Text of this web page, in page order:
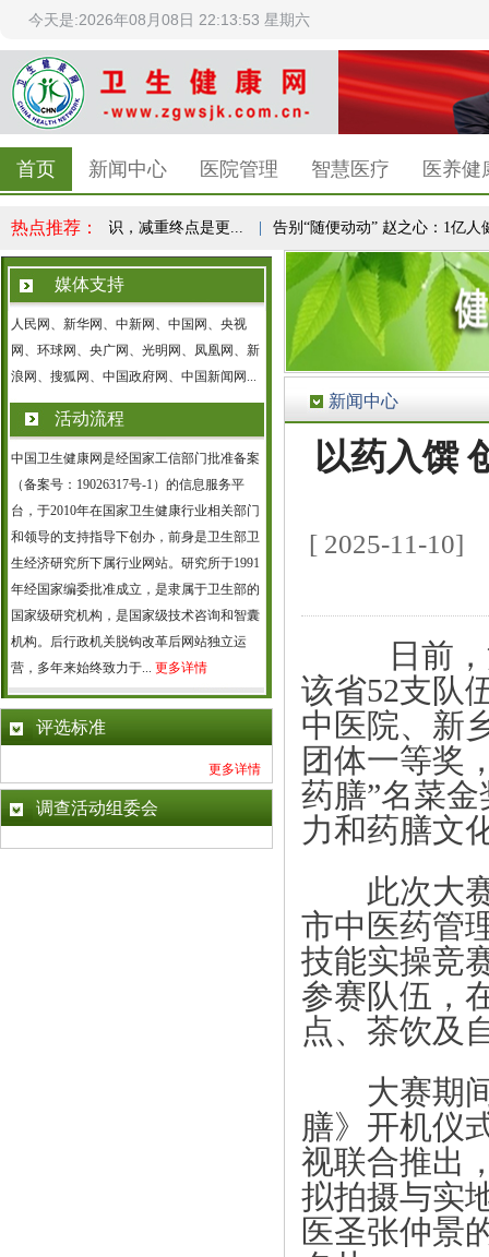
今天是:2026年08月08日 22:13:53 星期六
首页 新闻中心 医院管理 智慧医疗 医养健
热点推荐：
全民健康共识，减重终点是更... | 告别“随便动动” 赵之心：1亿人
媒体支持
人民网、新华网、中新网、中国网、央视
网、环球网、央广网、光明网、凤凰网、新
浪网、搜狐网、中国政府网、中国新闻网...
活动流程
中国卫生健康网是经国家工信部门批准备案
（备案号：19026317号-1）的信息服务平
台，于2010年在国家卫生健康行业相关部门
和领导的支持指导下创办，前身是卫生部卫
生经济研究所下属行业网站。研究所于1991
年经国家编委批准成立，是隶属于卫生部的
国家级研究机构，是国家级技术咨询和智囊
机构。后行政机关脱钩改革后网站独立运
营，多年来始终致力于... 更多详情
评选标准
更多详情
调查活动组委会
新闻中心
以药入馔
[ 2025-11-
日前
该省52支队
中医院、新
团体一等奖
药膳”名菜
力和药膳文
此次大赛
市中医药管
技能实操竞
参赛队伍，
点、茶饮及
大赛期间
膳》开机仪
视联合推出
拟拍摄与实
医圣张仲景